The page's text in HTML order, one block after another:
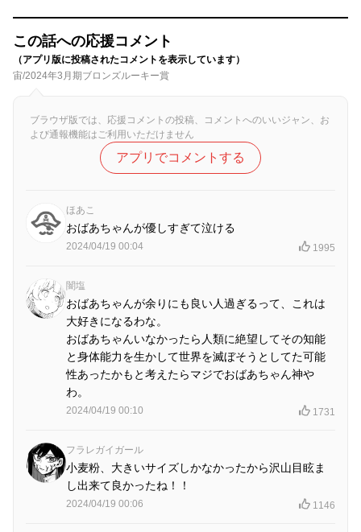
この話への応援コメント
（アプリ版に投稿されたコメントを表示しています）
宙/2024年3月期ブロンズルーキー賞
ブラウザ版では、応援コメントの投稿、コメントへのいいジャン、お
よび通報機能はご利用いただけません
アプリでコメントする
ほあこ
おばあちゃんが優しすぎて泣ける
2024/04/19 00:04 1995
闇塩
おばあちゃんが余りにも良い人過ぎるって、これは
大好きになるわな。
おばあちゃんいなかったら人類に絶望してその知能
と身体能力を生かして世界を滅ぼそうとしてた可能
性あったかもと考えたらマジでおばあちゃん神や
わ。
2024/04/19 00:10 1731
フラレガイガール
小麦粉、大きいサイズしかなかったから沢山目眩ま
し出来て良かったね！！
2024/04/19 00:06 1146